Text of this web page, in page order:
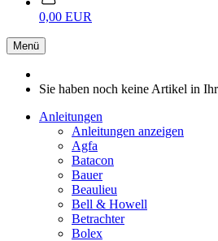
0,00 EUR
Menü
Sie haben noch keine Artikel in
Anleitungen
Anleitungen anzeigen
Agfa
Batacon
Bauer
Beaulieu
Bell & Howell
Betrachter
Bolex